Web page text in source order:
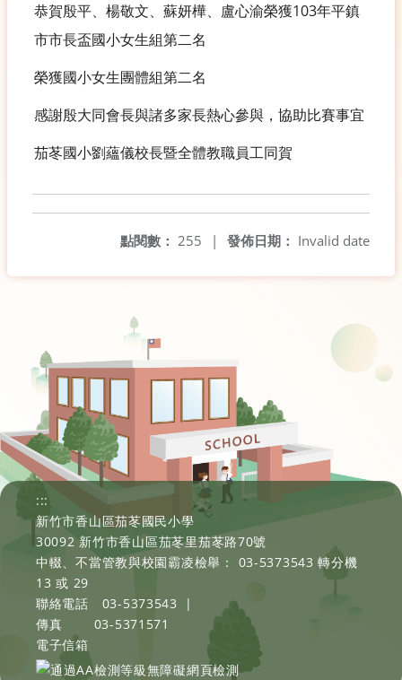
恭賀殷平、楊敬文、蘇妍樺、盧心渝榮獲103年平鎮
市市長盃國小女生組第二名
榮獲國小女生團體組第二名
感謝殷大同會長與諸多家長熱心參與，協助比賽事宜
茄苳國小劉蘊儀校長暨全體教職員工同賀
發佈日期： Invalid date
點閱數： 255 |
:::
新竹市香山區茄苳國民小學
30092 新竹市香山區茄苳里茄苳路70號
中輟、不當管教與校園霸凌檢舉： 03-5373543 轉分機
13 或 29
聯絡電話
03-5373543
|
傳真
03-5371571
電子信箱